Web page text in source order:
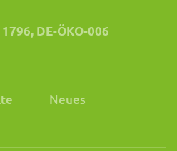
DE-ÖKO-006
Neues